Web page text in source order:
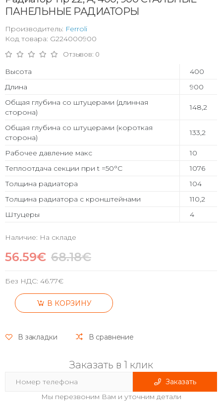
ПАНЕЛЬНЫЕ РАДИАТОРЫ
Производитель: Ferroli
Код товара: G224000900
Отзывов: 0
Высота
400
Длина
900
Общая глубина со штуцерами (длинная
сторона)
148,2
Общая глубина со штуцерами (короткая
сторона)
133,2
Рабочее давление макс
10
Теплоотдача секции при t =50°С
1076
Толщина радиатора
104
Толщина радиатора с кронштейнами
110,2
Штуцеры
4
Наличие: На складе
56.59€ 68.18€
Без НДС: 46.77€
В КОРЗИНУ
В закладки В сравнение
Заказать в 1 клик
Заказать
Мы перезвоним Вам и уточним детали